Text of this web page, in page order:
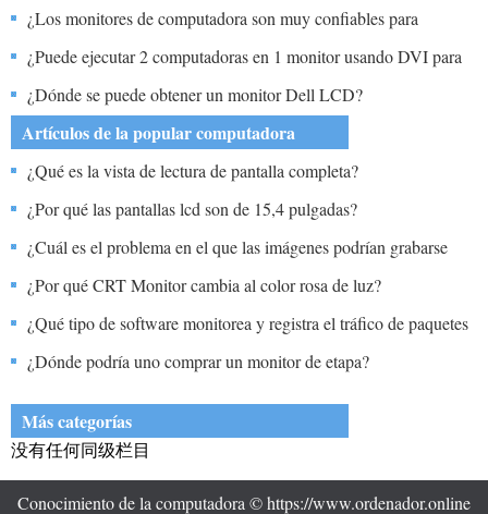
Panasonic?
¿Los monitores de computadora son muy confiables para
representar los colores de una fotografía?
¿Puede ejecutar 2 computadoras en 1 monitor usando DVI para
uno y analógico el otro?
¿Dónde se puede obtener un monitor Dell LCD?
Artículos de la popular computadora
¿Qué es la vista de lectura de pantalla completa?
¿Por qué las pantallas lcd son de 15,4 pulgadas?
¿Cuál es el problema en el que las imágenes podrían grabarse
permanentemente en una pantalla de monitores?
¿Por qué CRT Monitor cambia al color rosa de luz?
¿Qué tipo de software monitorea y registra el tráfico de paquetes
para un análisis posterior?
¿Dónde podría uno comprar un monitor de etapa?
Más categorías
没有任何同级栏目
Conocimiento de la computadora © https://www.ordenador.online